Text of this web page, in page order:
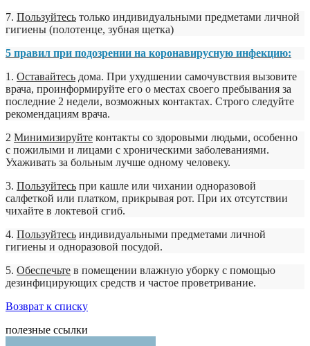
7. Пользуйтесь только индивидуальными предметами личной
гигиены (полотенце, зубная щетка)
5 правил при подозрении на коронавирусную инфекцию:
1. Оставайтесь дома. При ухудшении самочувствия вызовите
врача, проинформируйте его о местах своего пребывания за
последние 2 недели, возможных контактах. Строго следуйте
рекомендациям врача.
2 Минимизируйте контакты со здоровыми людьми, особенно
с пожилыми и лицами с хроническими заболеваниями.
Ухаживать за больным лучше одному человеку.
3. Пользуйтесь при кашле или чихании одноразовой
салфеткой или платком, прикрывая рот. При их отсутствии
чихайте в локтевой сгиб.
4. Пользуйтесь индивидуальными предметами личной
гигиены и одноразовой посудой.
5. Обеспечьте в помещении влажную уборку с помощью
дезинфицирующих средств и частое проветривание.
Возврат к списку
полезные ссылки